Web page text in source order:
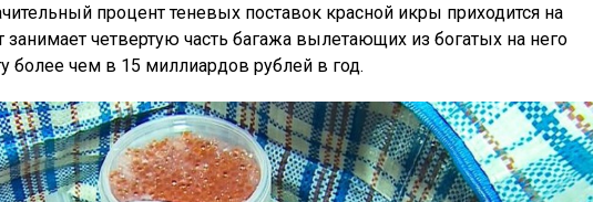
процент теневых поставок красной икры приходится на
занимает четвертую часть багажа вылетающих из богатых на него
более чем в 15 миллиардов рублей в год.